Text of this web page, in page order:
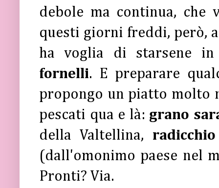
debole ma continua, che
questi giorni freddi, però,
ha voglia di starsene
fornelli. E preparare
propongo un piatto molto
pescati qua e là: grano
della Valtellina,
(dall'omonimo paese nel
Pronti? Via.